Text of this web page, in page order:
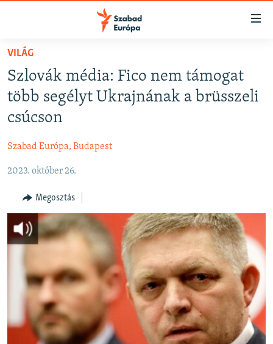
Akadálymentes
Ugrás
fő
oldalra
Ugrás
tartalomjegyzékre
NAPIRENDEN
AKTUÁLIS
PODCASTOK
ELEMZŐ
NER15
SZABADON
TÁRSADALOM
DEMOKRÁCIA
A PÉNZ NYOMÁBAN
EURÓPAI UNIÓ
VILÁG
KLÍMAVÁLTOZÁS
VILÁG
Szlovák média: Fico nem támogat
több segélyt Ukrajnának a brüsszeli
csúcson
Szabad Európa, Budapest
2023. október 26.
Megosztás
FELIRATKOZÁS
Spotify